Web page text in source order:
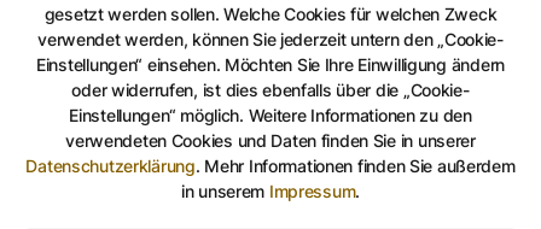
gesetzt werden sollen. Welche Cookies für welchen Zweck
verwendet werden, können Sie jederzeit untern den „Cookie-
Einstellungen“ einsehen. Möchten Sie Ihre Einwilligung ändern
oder widerrufen, ist dies ebenfalls über die „Cookie-
Einstellungen“ möglich. Weitere Informationen zu den
verwendeten Cookies und Daten finden Sie in unserer
Datenschutzerklärung. Mehr Informationen finden Sie außerdem
in unserem Impressum.
Im Mittelpunkt der Ausstellung stehen vor allem aber
Tektite aus dem weltweit größten Streufeld – dem
Australasiatischen Streufeld. Es bedeckt mit
mindestens 10% der Erdoberfläche Australien und
Teile Südostasiens. Der verursachende Einschlag fand
vor nur rund 790.000 Jahren statt. Die Ausstellung